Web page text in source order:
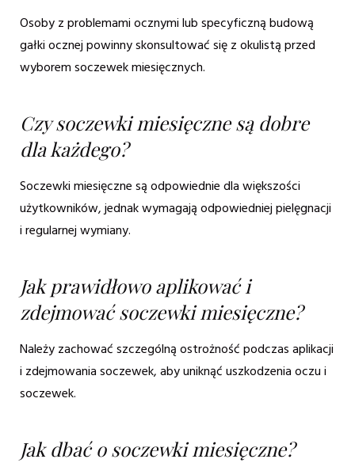
Osoby z problemami ocznymi lub specyficzną budową
gałki ocznej powinny skonsultować się z okulistą przed
wyborem soczewek miesięcznych.
Czy soczewki miesięczne są dobre
dla każdego?
Soczewki miesięczne są odpowiednie dla większości
użytkowników, jednak wymagają odpowiedniej pielęgnacji
i regularnej wymiany.
Jak prawidłowo aplikować i
zdejmować soczewki miesięczne?
Należy zachować szczególną ostrożność podczas aplikacji
i zdejmowania soczewek, aby uniknąć uszkodzenia oczu i
soczewek.
Jak dbać o soczewki miesięczne?